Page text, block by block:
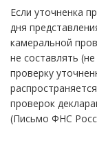
Если уточненка
дня
камеральной
не составлять
проверку
проверок
(Письмо ФНС